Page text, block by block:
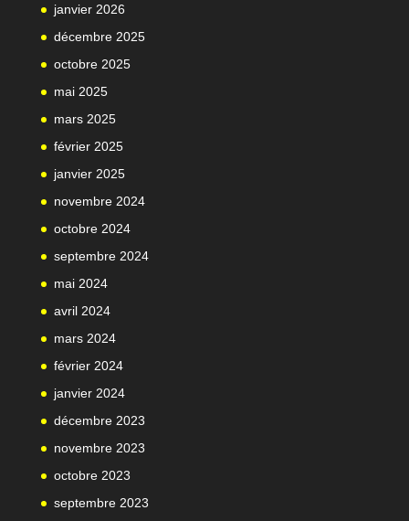
janvier 2026
décembre 2025
octobre 2025
mai 2025
mars 2025
février 2025
janvier 2025
novembre 2024
octobre 2024
septembre 2024
mai 2024
avril 2024
mars 2024
février 2024
janvier 2024
décembre 2023
novembre 2023
octobre 2023
septembre 2023